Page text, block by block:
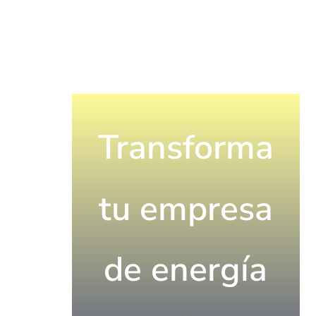
Transforma
tu empresa
de energía